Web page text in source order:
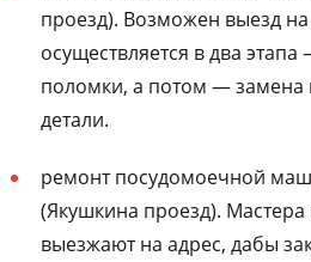
проезд). Возможен выезд
осуществляется в два этапа
поломки, а потом —
детали.
ремонт посудомоечной
(Якушкина проезд). Мастера
выезжают на адрес, дабы